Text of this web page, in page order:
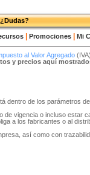
¿Dudas?
Promociones Mi
al Valor Agregado (IVA).
y precios aquí
dentro de los parámetros
de vigencia o incluso estar
a los fabricantes o al
así como con